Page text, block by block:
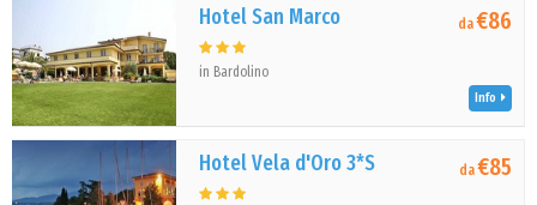
Hotel San Marco
in Bardolino
da€86
Info
Hotel Vela d'Oro 3*S da€85